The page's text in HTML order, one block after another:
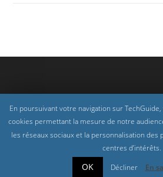
Copyright 2026 - TechGuide.fr - Tous droits
En poursuivant votre navigation sur
cookies permettant la mesure de notre
les réseaux sociaux et la personnalisation des
centres d’intérêts.
OK Décliner En